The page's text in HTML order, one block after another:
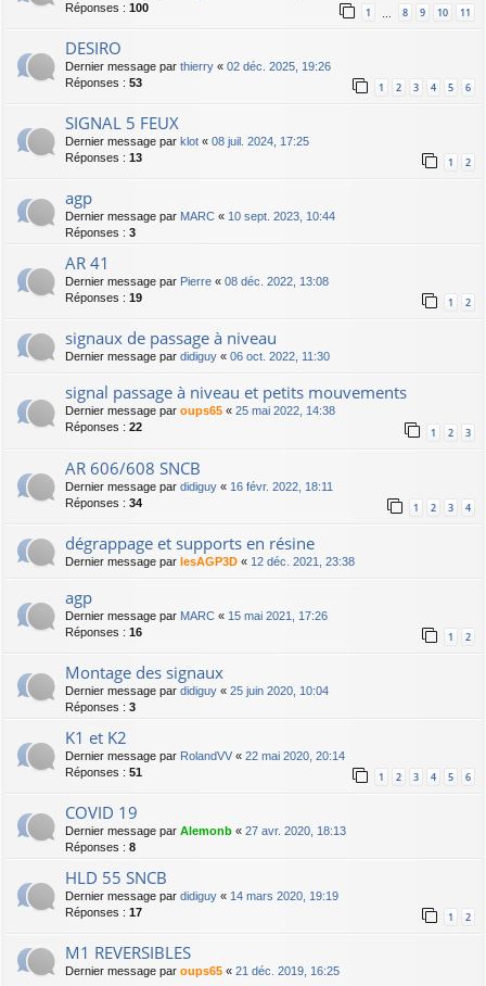
Réponses : 100 1 … 8 9 10 11
DESIRO
Dernier message par thierry « 02 déc. 2025, 19:26
Réponses : 53 1 2 3 4 5 6
SIGNAL 5 FEUX
Dernier message par klot « 08 juil. 2024, 17:25
Réponses : 13 1 2
agp
Dernier message par MARC « 10 sept. 2023, 10:44
Réponses : 3
AR 41
Dernier message par Pierre « 08 déc. 2022, 13:08
Réponses : 19 1 2
signaux de passage à niveau
Dernier message par didiguy « 06 oct. 2022, 11:30
signal passage à niveau et petits mouvements
Dernier message par oups65 « 25 mai 2022, 14:38
Réponses : 22 1 2 3
AR 606/608 SNCB
Dernier message par didiguy « 16 févr. 2022, 18:11
Réponses : 34 1 2 3 4
dégrappage et supports en résine
Dernier message par lesAGP3D « 12 déc. 2021, 23:38
agp
Dernier message par MARC « 15 mai 2021, 17:26
Réponses : 16 1 2
Montage des signaux
Dernier message par didiguy « 25 juin 2020, 10:04
Réponses : 3
K1 et K2
Dernier message par RolandVV « 22 mai 2020, 20:14
Réponses : 51 1 2 3 4 5 6
COVID 19
Dernier message par Alemonb « 27 avr. 2020, 18:13
Réponses : 8
HLD 55 SNCB
Dernier message par didiguy « 14 mars 2020, 19:19
Réponses : 17 1 2
M1 REVERSIBLES
Dernier message par oups65 « 21 déc. 2019, 16:25